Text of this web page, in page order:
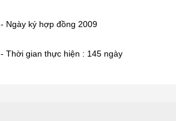
- Ngày ký hợp đồng 2009
- Thời gian thực hiện : 145 ngày